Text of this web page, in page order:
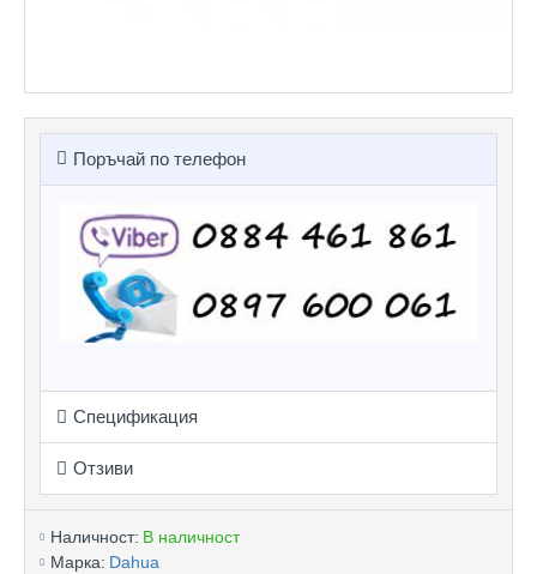
Поръчай по телефон
Спецификация
Отзиви
Наличност: В наличност
Марка: Dahua